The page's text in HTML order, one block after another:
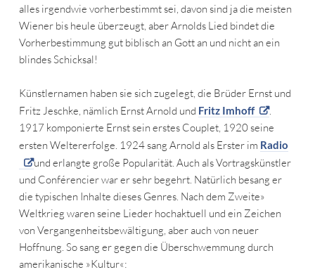
alles irgendwie vorherbestimmt sei, davon sind ja die meisten
Wiener bis heule überzeugt, aber Arnolds Lied bindet die
Vorherbestimmung gut biblisch an Gott an und nicht an ein
blindes Schicksal!
Künstlernamen haben sie sich zugelegt, die Brüder Ernst und
Fritz Jeschke, nämlich Ernst Arnold und Fritz Imhoff
.
1917 komponierte Ernst sein erstes Couplet, 1920 seine
ersten Weltererfolge. 1924 sang Arnold als Erster im Radio
und erlangte große Popularität. Auch als Vortragskünstler
und Conférencier war er sehr begehrt. Natürlich besang er
die typischen Inhalte dieses Genres. Nach dem Zweite»
Weltkrieg waren seine Lieder hochaktuell und ein Zeichen
von Vergangenheitsbewältigung, aber auch von neuer
Hoffnung. So sang er gegen die Überschwemmung durch
amerikanische »Kultur«: